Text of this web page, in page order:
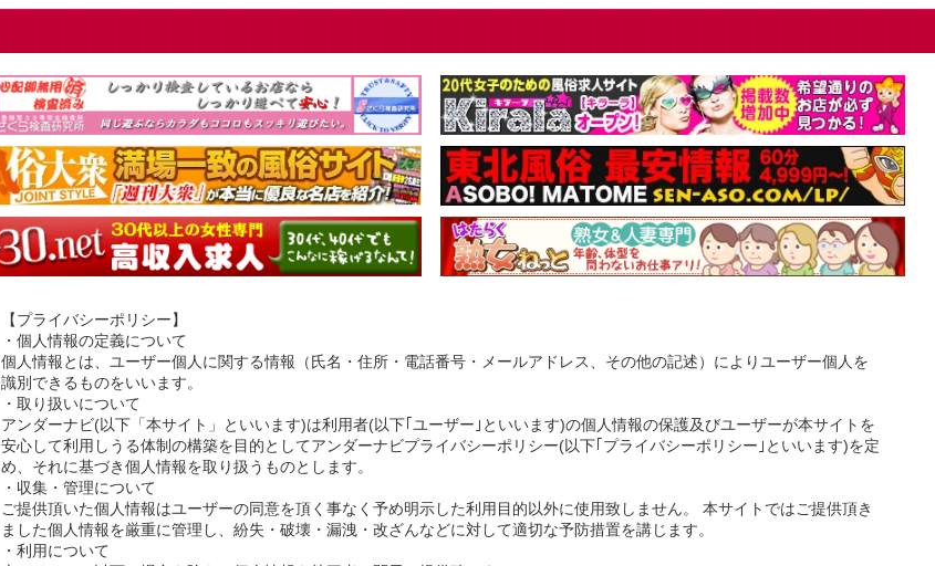
【プライバシーポリシー】
・個人情報の定義について
個人情報とは、ユーザー個人に関する情報（氏名・住所・電話番号・メールアドレス、その他の記述）によりユーザー個人を
識別できるものをいいます。
・取り扱いについて
アンダーナビ(以下「本サイト」といいます)は利用者(以下｢ユーザー｣といいます)の個人情報の保護及びユーザーが本サイトを
安心して利用しうる体制の構築を目的としてアンダーナビプライバシーポリシー(以下｢プライバシーポリシー｣といいます)を定
め、それに基づき個人情報を取り扱うものとします。
・収集・管理について
ご提供頂いた個人情報はユーザーの同意を頂く事なく予め明示した利用目的以外に使用致しません。 本サイトではご提供頂き
ました個人情報を厳重に管理し、紛失・破壊・漏洩・改ざんなどに対して適切な予防措置を講じます。
・利用について